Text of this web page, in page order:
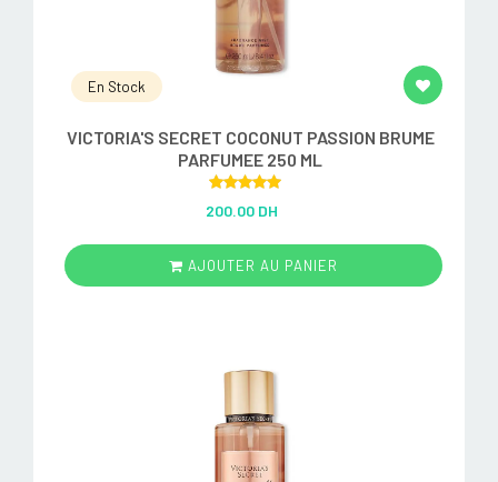
En Stock
VICTORIA'S SECRET COCONUT PASSION BRUME
PARFUMEE 250 ML
out of 5
200.00 DH
AJOUTER AU PANIER